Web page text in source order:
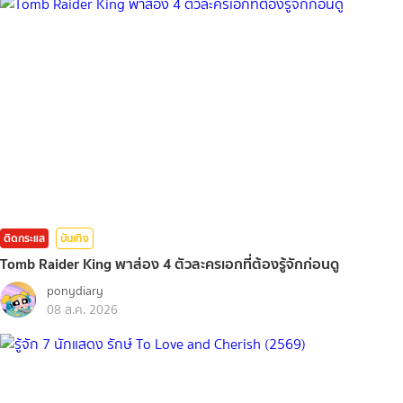
ติดกระแส บันเทิง
Tomb Raider King พาส่อง 4 ตัวละครเอกที่ต้องรู้จักก่อนดู
ponydiary
08 ส.ค. 2026